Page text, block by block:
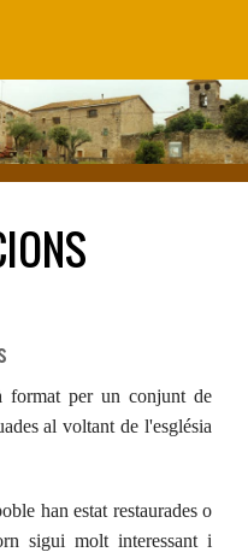
format per un conjunt de
al voltant de l'església
han estat restaurades o
sigui molt interessant i